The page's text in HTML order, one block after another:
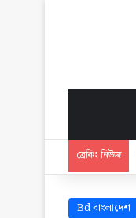
ব্রেকিং নিউজ
Bd বাংলাদেশ